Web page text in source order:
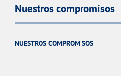
Nuestros compromisos
NUESTROS COMPROMISOS